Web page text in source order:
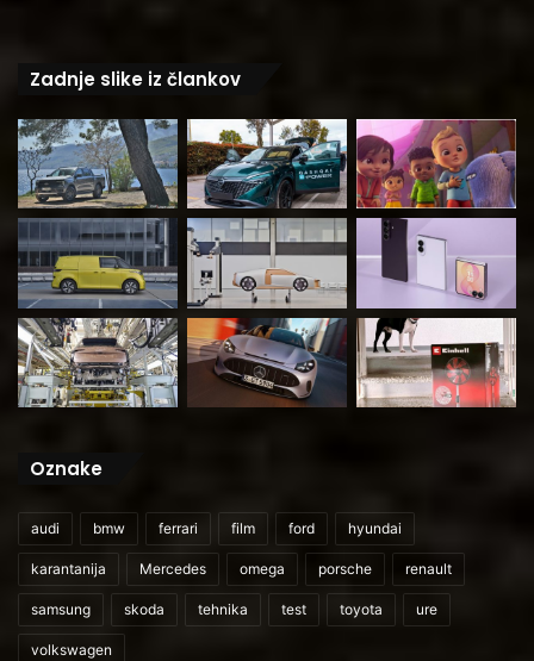
Zadnje slike iz člankov
Oznake
audi bmw ferrari film ford hyundai
karantanija Mercedes omega porsche renault
samsung skoda tehnika test toyota ure
volkswagen